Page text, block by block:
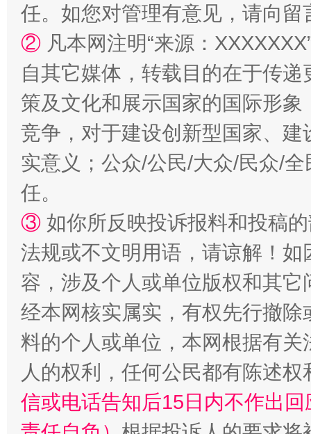
扯下公款旅游的“隐身衣” 如何以
“蜀中异人”王建安的艺术幻境
任。如您对管理有意见，请向
② 凡本网注明“来源：
自其它媒体，转载目的在于传
策及文化和展示国家的国际形
竞争，对于建设创新型国家、
实意义；公众/公民/大众/民众/
任。
③ 如你所反映投诉报料和投稿
法规或不文明用语，请谅解！
容，涉及个人或单位版权和其它
经本网核实属实，有权先行撤
料的个人或单位，本网根据有
人的权利，任何公民都有陈述
信或电话告知后15日内不作出